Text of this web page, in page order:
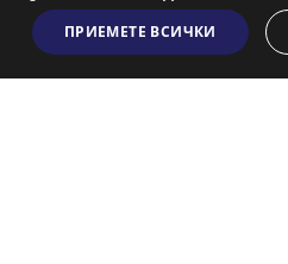
Блог
Искаш ли да получаваш
на недвижими имоти?
ПРИЕМЕТЕ ВСИЧКИ